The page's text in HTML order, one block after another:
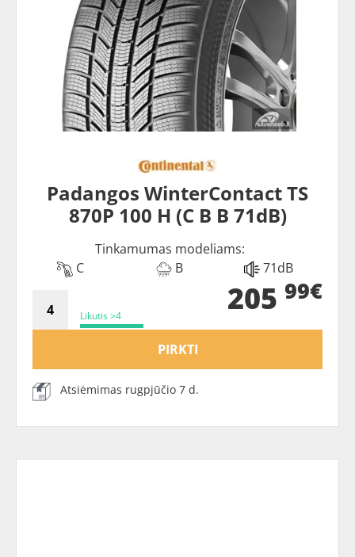
Padangos WinterContact TS
870P 100 H (C B B 71dB)
Tinkamumas modeliams:
C
B 71dB
Likutis >4 205 99€
PIRKTI
Atsiėmimas rugpjūčio 7 d.